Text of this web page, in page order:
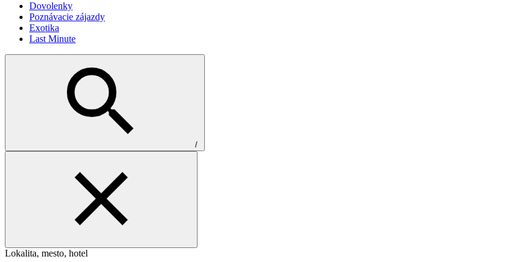
Dovolenky
Poznávacie zájazdy
Exotika
Last Minute
/
Lokalita, mesto, hotel